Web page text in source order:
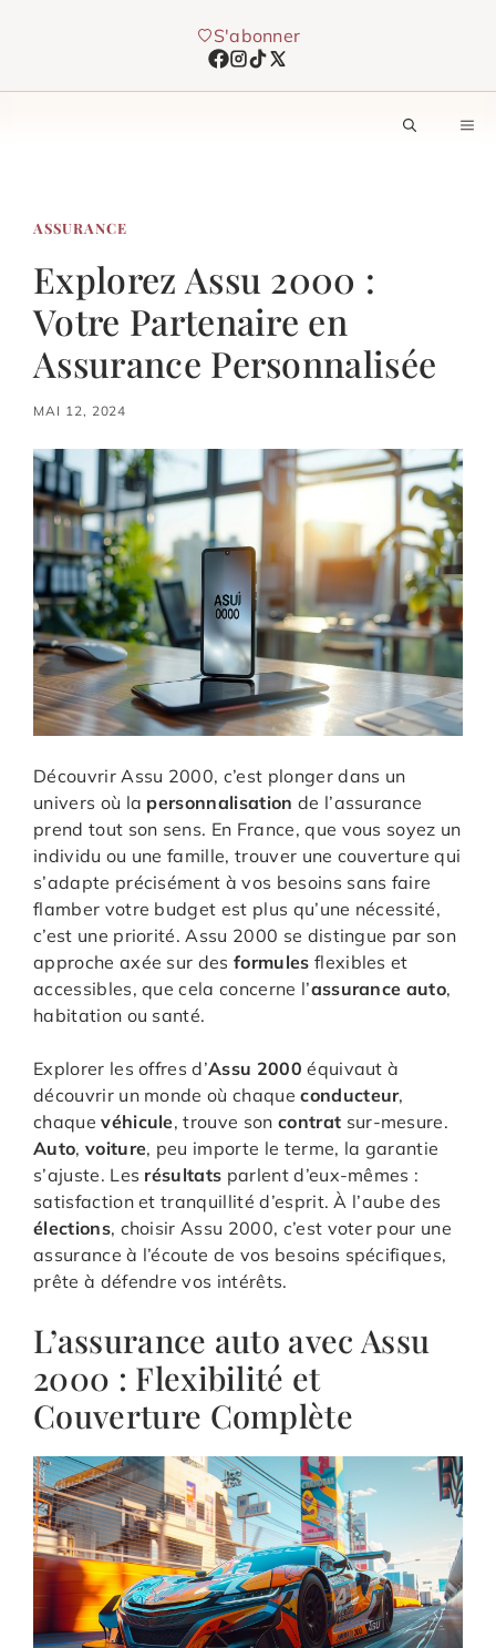
S'abonner
ASSURANCE
Explorez Assu 2000 :
Votre Partenaire en
Assurance Personnalisée
MAI 12, 2024
Découvrir Assu 2000, c’est plonger dans un
univers où la personnalisation de l’assurance
prend tout son sens. En France, que vous soyez un
individu ou une famille, trouver une couverture qui
s’adapte précisément à vos besoins sans faire
flamber votre budget est plus qu’une nécessité,
c’est une priorité. Assu 2000 se distingue par son
approche axée sur desformules flexibles et
accessibles, que cela concerne l’assurance auto,
habitation ou santé.
Explorer les offres d’Assu 2000 équivaut à
découvrir un monde où chaqueconducteur,
chaquevéhicule, trouve son contrat sur-mesure.
Auto, voiture, peu importe le terme, la garantie
s’ajuste. Les résultats parlent d’eux-mêmes :
satisfaction et tranquillité d’esprit. À l’aube des
élections, choisir Assu 2000, c’est voter pour une
assurance à l’écoute de vos besoins spécifiques,
prête à défendre vos intérêts.
L’assurance auto avec Assu
2000 : Flexibilité et
Couverture Complète